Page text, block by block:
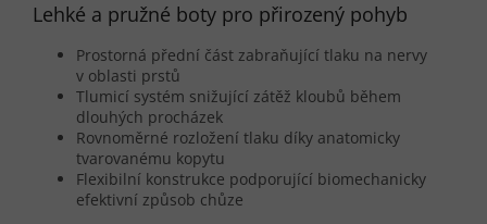
Lehké a pružné boty pro přirozený pohyb
Prostorná přední část zabraňující tlaku na nervy
v oblasti prstů
Tlumicí systém snižující zátěž kloubů během
dlouhých procházek
Rovnoměrné rozložení tlaku díky anatomicky
tvarovanému kopytu
Flexibilní konstrukce podporující biomechanicky
efektivní způsob chůze